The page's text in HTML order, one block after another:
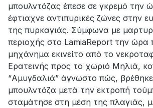
μπουλντόζας έπεσε σε γκρεμό την
έφτιαχνε αντιπυρικές ζώνες στην
της πυρκαγιάς. Σύμφωνα με
περιοχής στο LamiaReport την ώρα
μηχάνημα εκινείτο από το
Ερατεινής προς το χωριό Μηλιά,
“Αμυγδαλιά” άγνωστο πώς,
μπουλντόζα μετά την εκτροπή
σταμάτησε στη μέση της πλαγιάς,